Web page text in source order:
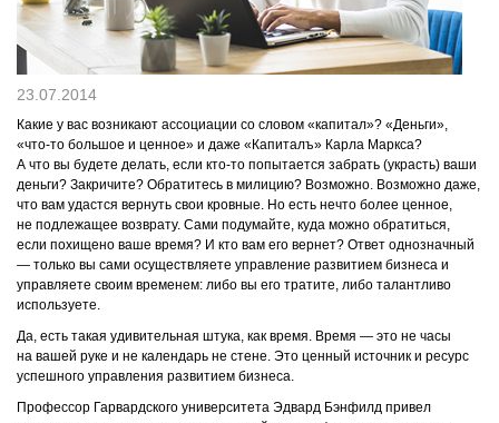
КОНТАКТЫ
23.07.2014
Какие у вас возникают ассоциации со словом «капитал»? «Деньги»,
«что-то большое и ценное» и даже «Капиталъ» Карла Маркса?
А что вы будете делать, если кто-то попытается забрать (украсть) ваши
деньги? Закричите? Обратитесь в милицию? Возможно. Возможно даже,
что вам удастся вернуть свои кровные. Но есть нечто более ценное,
не подлежащее возврату. Сами подумайте, куда можно обратиться,
если похищено ваше время? И кто вам его вернет? Ответ однозначный
― только вы сами осуществляете управление развитием бизнеса и
управляете своим временем: либо вы его тратите, либо талантливо
используете.
Да, есть такая удивительная штука, как время. Время ― это не часы
на вашей руке и не календарь не стене. Это ценный источник и ресурс
успешного управления развитием бизнеса.
Профессор Гарвардского университета Эдвард Бэнфилд привел